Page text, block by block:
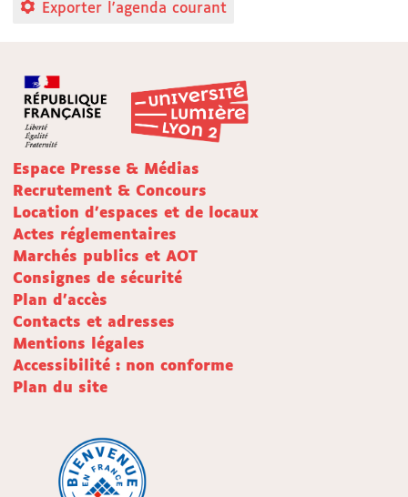
Exporter l'agenda courant
Espace Presse & Médias
Recrutement & Concours
Location d'espaces et de locaux
Actes réglementaires
Marchés publics et AOT
Consignes de sécurité
Plan d'accès
Contacts et adresses
Mentions légales
Accessibilité : non conforme
Plan du site